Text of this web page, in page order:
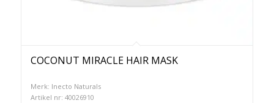
COCONUT MIRACLE HAIR MASK
Merk: Inecto Naturals
Artikel nr: 40026910